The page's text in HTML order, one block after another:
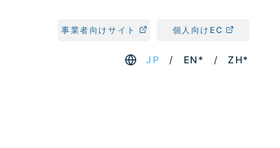
事業者向けサイト 個人向けEC
JP EN* ZH*